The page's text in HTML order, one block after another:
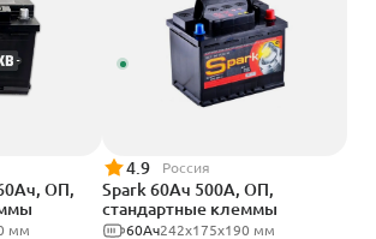
ОП,
мм
4.9 Россия
Spark 60Ач 500А, ОП,
стандартные клеммы
242х175х190 мм
60Ач